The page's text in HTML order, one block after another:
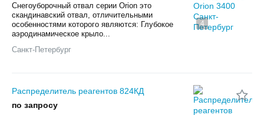
4
Снегоуборочный отвал серии Orion это
скандинавский отвал, отличительными
особенностями которого являются: Глубокое
аэродинамическое крыло...
Санкт-Петербург
Распределитель реагентов 824КД
по запросу